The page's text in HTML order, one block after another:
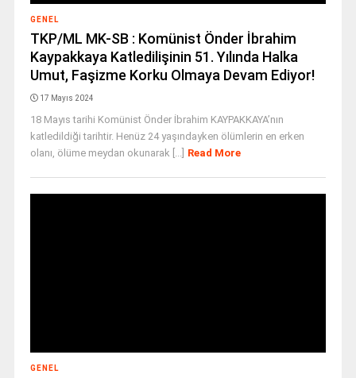
GENEL
TKP/ML MK-SB : Komünist Önder İbrahim
Kaypakkaya Katledilişinin 51. Yılında Halka
Umut, Faşizme Korku Olmaya Devam Ediyor!
17 Mayıs 2024
18 Mayıs tarihi Komünist Önder İbrahim KAYPAKKAYA’nın
katledildiği tarihtir. Henüz 24 yaşındayken ölümlerin en erken
olanı, ölüme meydan okunarak [...] Read More
GENEL